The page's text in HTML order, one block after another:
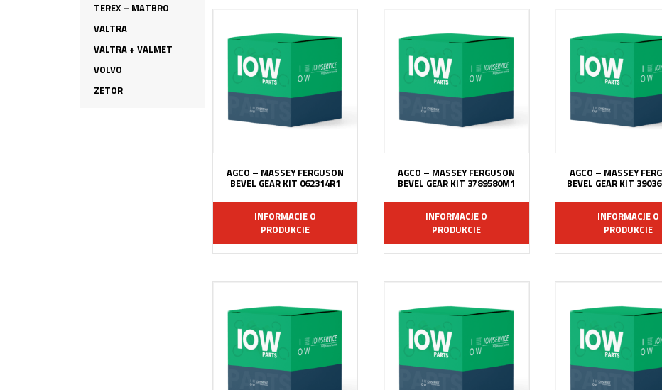
TEREX – MATBRO
VALTRA
VALTRA + VALMET
VOLVO
ZETOR
AGCO – MASSEY FERGUSON
BEVEL GEAR KIT 062314R1
INFORMACJE O
PRODUKCIE
AGCO – MASSEY FERGUSON
BEVEL GEAR KIT 3789580M1
INFORMACJE O
PRODUKCIE
AGCO – MASSEY
BEVEL GEAR KIT
INFORMACJE O
PRODUKCIE